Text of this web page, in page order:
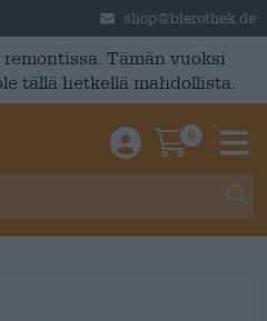
shop@bierothek.de
Tämän vuoksi
tällä hetkellä mahdollista.
Einloggen /
0